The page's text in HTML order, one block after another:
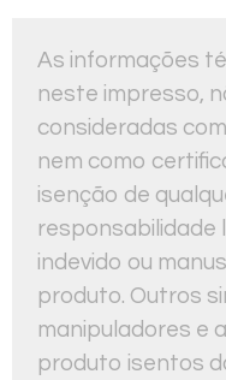
As informações
neste impresso,
consideradas
nem como
isenção de
responsabilidade
indevido ou
produto. Outros
manipuladores e
produto isentos